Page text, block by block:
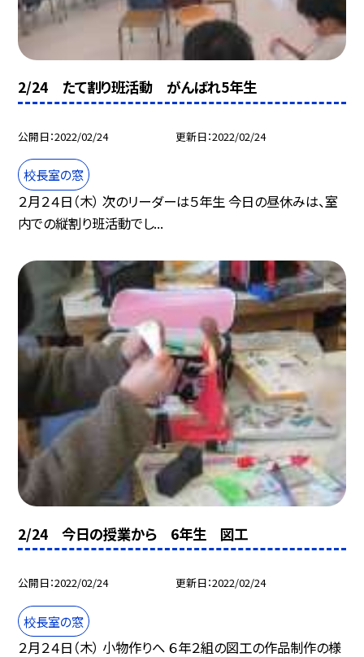
2/24 たて割り班活動 がんばれ5年生
公開日 2022/02/24 更新日 2022/02/24
校長室の窓
２月２４日（木） 次のリーダーは５年生 今日の昼休みは、室
内での縦割り班活動でし...
2/24 今日の授業から 6年生 図工
公開日 2022/02/24 更新日 2022/02/24
校長室の窓
２月２４日（木） 小物作りへ ６年２組の図工の作品制作の様